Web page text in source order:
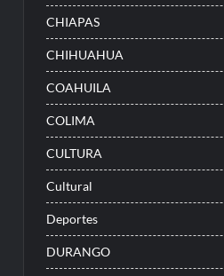
CHIAPAS
CHIHUAHUA
COAHUILA
COLIMA
CULTURA
Cultural
Deportes
DURANGO